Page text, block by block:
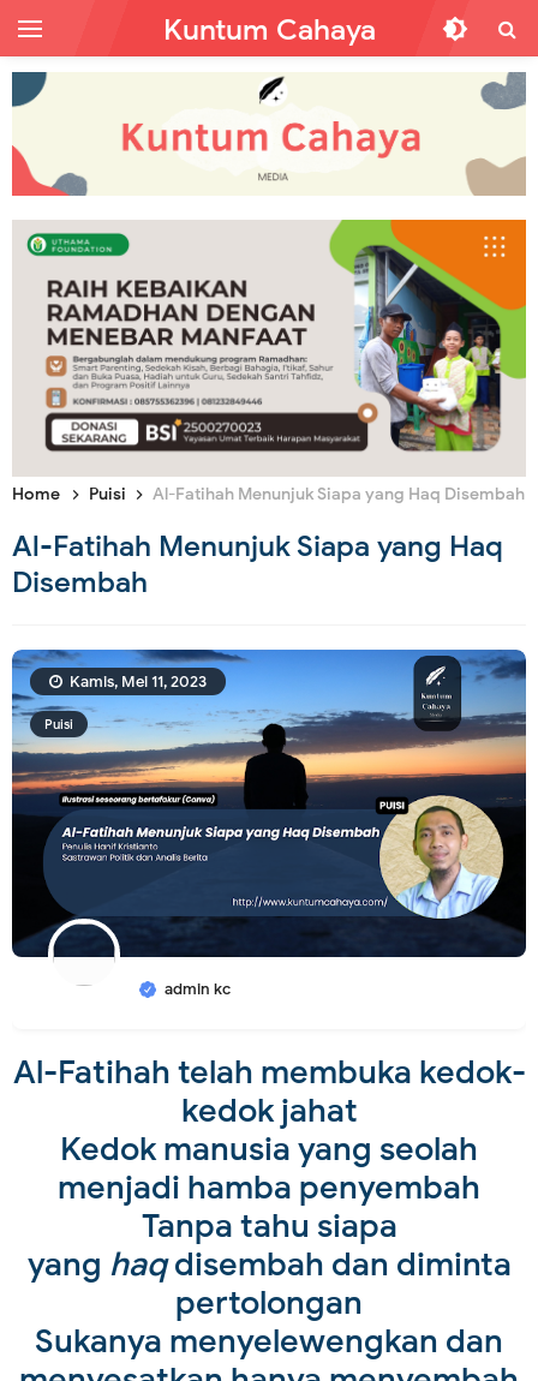
Kuntum Cahaya
Home Puisi Al-Fatihah Menunjuk Siapa yang Haq Disembah
Al-Fatihah Menunjuk Siapa yang Haq
Disembah
Puisi
admin kc
Kamis, Mei 11, 2023
Al-Fatihah telah membuka kedok-
kedok jahat
Kedok manusia yang seolah
menjadi hamba penyembah
Tanpa tahu siapa
yang haqdisembah dan diminta
pertolongan
Sukanya menyelewengkan dan